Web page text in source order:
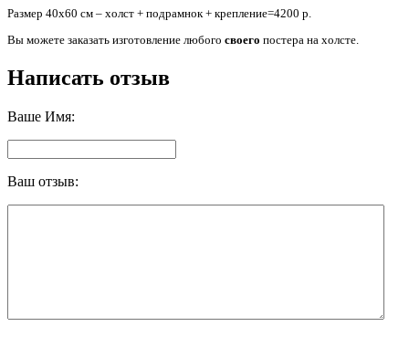
Размер 40х60 см – холст + подрамнок + крепление=4200 р.
Вы можете заказать изготовление любого своего постера на холсте.
Написать отзыв
Ваше Имя:
Ваш отзыв: